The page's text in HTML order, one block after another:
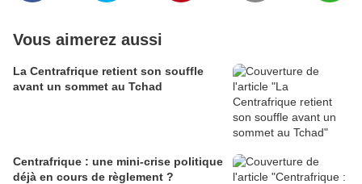
Vous aimerez aussi
La Centrafrique retient son souffle
avant un sommet au Tchad
Centrafrique : une mini-crise politique
déjà en cours de règlement ?